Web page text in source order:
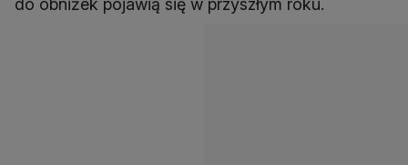
do obniżek pojawią się w przyszłym roku.